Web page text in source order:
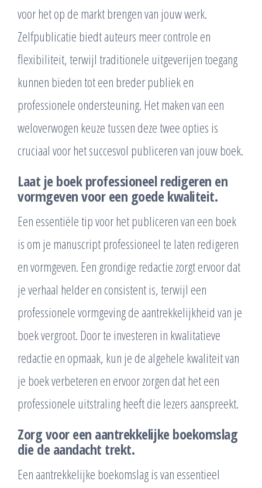
voor het op de markt brengen van jouw werk.
Zelfpublicatie biedt auteurs meer controle en
flexibiliteit, terwijl traditionele uitgeverijen toegang
kunnen bieden tot een breder publiek en
professionele ondersteuning. Het maken van een
weloverwogen keuze tussen deze twee opties is
cruciaal voor het succesvol publiceren van jouw boek.
Laat je boek professioneel redigeren en
vormgeven voor een goede kwaliteit.
Een essentiële tip voor het publiceren van een boek
is om je manuscript professioneel te laten redigeren
en vormgeven. Een grondige redactie zorgt ervoor dat
je verhaal helder en consistent is, terwijl een
professionele vormgeving de aantrekkelijkheid van je
boek vergroot. Door te investeren in kwalitatieve
redactie en opmaak, kun je de algehele kwaliteit van
je boek verbeteren en ervoor zorgen dat het een
professionele uitstraling heeft die lezers aanspreekt.
Zorg voor een aantrekkelijke boekomslag
die de aandacht trekt.
Een aantrekkelijke boekomslag is van essentieel